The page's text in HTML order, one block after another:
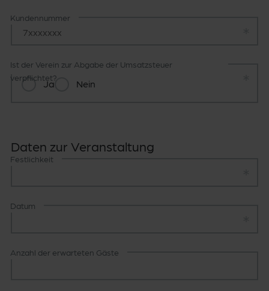
Kundennummer
Ist der Verein zur Abgabe der
Ist der Verein zur Abgabe der Umsatzsteuer
verpflichtet?
Ja Nein
Daten zur Veranstaltung
Festlichkeit
Datum
Anzahl der erwarteten Gäste